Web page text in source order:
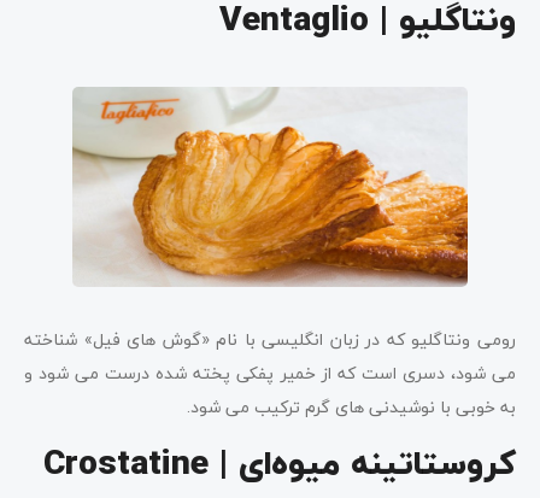
ونتاگلیو | Ventaglio
رومی ونتاگلیو که در زبان انگلیسی با نام «گوش های فیل» شناخته
می شود، دسری است که از خمیر پفکی پخته شده درست می شود و
به خوبی با نوشیدنی های گرم ترکیب می شود.
کروستاتینه میوه‌ای | Crostatine